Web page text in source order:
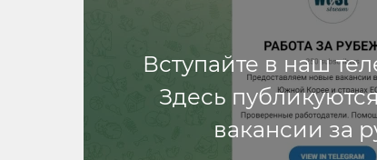
Вступайте в наш
Здесь
вакансии за